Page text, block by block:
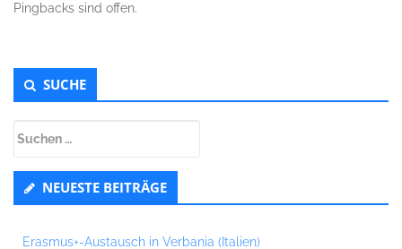
Pingbacks sind offen.
Untergeordnet
Seitenleiste
SUCHE
NEUESTE BEITRÄGE
Erasmus+-Austausch in Verbania (Italien)